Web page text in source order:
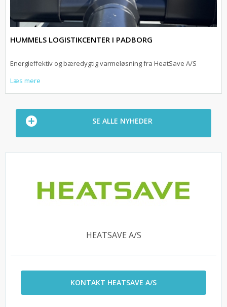
HUMMELS LOGISTIKCENTER I PADBORG
Energieffektiv og bæredygtig varmeløsning fra HeatSave A/S
Læs mere
SE ALLE NYHEDER
HEATSAVE A/S
KONTAKT HEATSAVE A/S